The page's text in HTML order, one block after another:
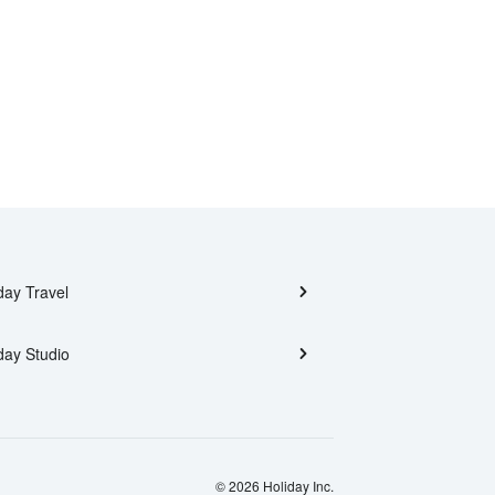
Travel
Studio
© 2026 Holiday Inc.